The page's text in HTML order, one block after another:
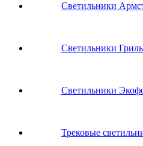
Светильники
Светильники
Светильники
Трековые